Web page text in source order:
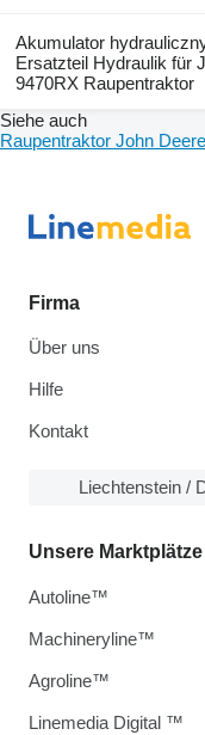
Akumulator
Ersatzteil Hydraulik für
9470RX Raupentraktor
Siehe auch
Raupentraktor John
Firma
Über uns
Hilfe
Kontakt
Liechtenstein /
Unsere Marktplätze
Autoline™
Machineryline™
Agroline™
Linemedia Digital ™